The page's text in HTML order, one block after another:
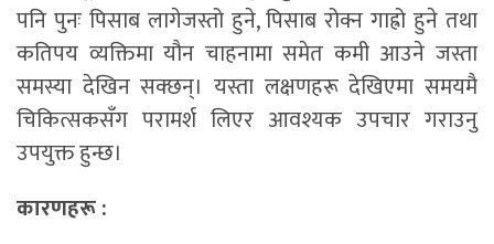
पनि पुनः पिसाब लागेजस्तो हुने, पिसाब रोक्न गाह्रो हुने तथा
कतिपय व्यक्तिमा यौन चाहनामा समेत कमी आउने जस्ता
समस्या देखिन सक्छन्। यस्ता लक्षणहरू देखिएमा समयमै
चिकित्सकसँग परामर्श लिएर आवश्यक उपचार गराउनु
उपयुक्त हुन्छ।
कारणहरू :